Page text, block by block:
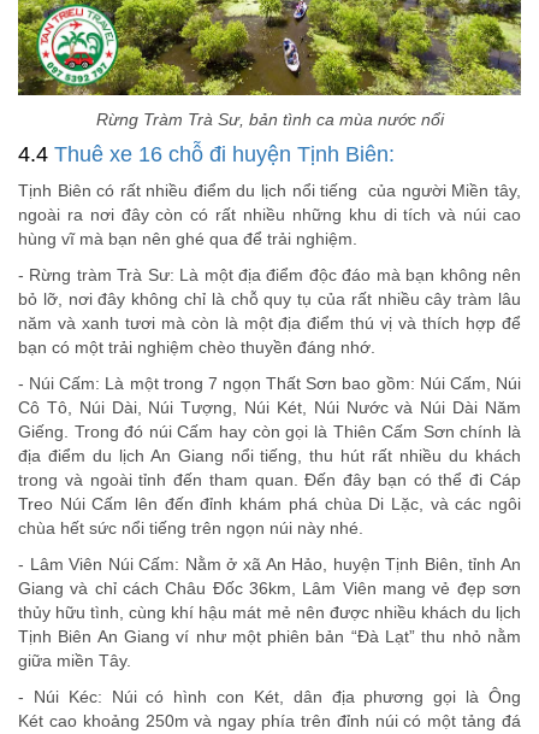
Rừng Tràm Trà Sư, bản tình ca mùa nước nổi
4.4 Thuê xe 16 chỗ đi huyện Tịnh Biên:
Tịnh Biên có rất nhiều điểm du lịch nổi tiếng của người Miền tây,
ngoài ra nơi đây còn có rất nhiều những khu di tích và núi cao
hùng vĩ mà bạn nên ghé qua để trải nghiệm.
- Rừng tràm Trà Sư: Là một địa điểm độc đáo mà bạn không nên
bỏ lỡ, nơi đây không chỉ là chỗ quy tụ của rất nhiều cây tràm lâu
năm và xanh tươi mà còn là một địa điểm thú vị và thích hợp để
bạn có một trải nghiệm chèo thuyền đáng nhớ.
- Núi Cấm: Là một trong 7 ngọn Thất Sơn bao gồm: Núi Cấm, Núi
Cô Tô, Núi Dài, Núi Tượng, Núi Két, Núi Nước và Núi Dài Năm
Giếng. Trong đó núi Cấm hay còn gọi là Thiên Cấm Sơn chính là
địa điểm du lịch An Giang nổi tiếng, thu hút rất nhiều du khách
trong và ngoài tỉnh đến tham quan. Đến đây bạn có thể đi Cáp
Treo Núi Cấm lên đến đỉnh khám phá chùa Di Lặc, và các ngôi
chùa hết sức nổi tiếng trên ngọn núi này nhé.
- Lâm Viên Núi Cấm: Nằm ở xã An Hảo, huyện Tịnh Biên, tỉnh An
Giang và chỉ cách Châu Đốc 36km, Lâm Viên mang vẻ đẹp sơn
thủy hữu tình, cùng khí hậu mát mẻ nên được nhiều khách du lịch
Tịnh Biên An Giang ví như một phiên bản “Đà Lạt” thu nhỏ nằm
giữa miền Tây.
- Núi Kéc: Núi có hình con Két, dân địa phương gọi là Ông
Két cao khoảng 250m và ngay phía trên đỉnh núi có một tảng đá